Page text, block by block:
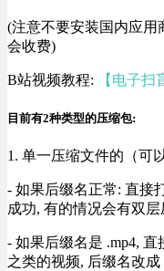
(注意不要安装国内应用
会收费)
B站视频教程: 【电子
目前有2种类型的压缩包:
1. 单一压缩文件的（可
- 如果后缀名正常: 直接
成功, 有的情况会有双
- 如果后缀名是 .mp4,
之类的视频, 后缀名改